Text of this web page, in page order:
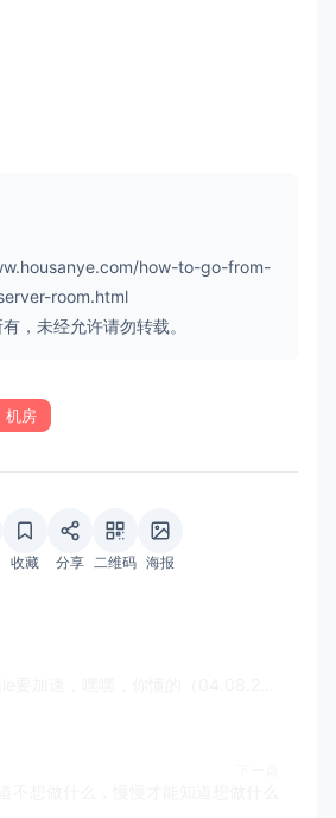
how-to-go-from-
room.html
，未经允许请勿转载。
机房
收藏 分享 二维码 海报